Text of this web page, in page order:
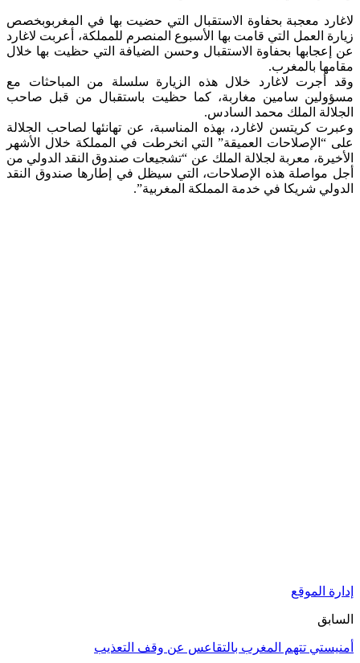
لاغارد معجبة بحفاوة الاستقبال التي حضيت بها في المغربوبخصص
زيارة العمل التي قامت بها الأسبوع المنصرم للمملكة، أعربت لاغارد
عن إعجابها بحفاوة الاستقبال وحسن الضيافة التي حظيت بها خلال
مقامها بالمغرب.
وقد أجرت لاغارد خلال هذه الزيارة سلسلة من المباحثات مع
مسؤولين سامين مغاربة، كما حظيت باستقبال من قبل صاحب
الجلالة الملك محمد السادس.
وعبرت كريتسن لاغارد، بهذه المناسبة، عن تهانئها لصاحب الجلالة
على “الإصلاحات العميقة” التي انخرطت في المملكة خلال الأشهر
الأخيرة، معربة لجلالة الملك عن “تشجيعات صندوق النقد الدولي من
أجل مواصلة هذه الإصلاحات، التي سيظل في إطارها صندوق النقد
الدولي شريكا في خدمة المملكة المغربية”.
إدارة الموقع
السابق
أمنيستي تتهم المغرب بالتقاعس عن وقف التعذيب